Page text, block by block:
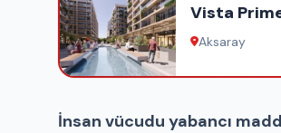
Vista
Aksaray
İnsan vücudu yabancı